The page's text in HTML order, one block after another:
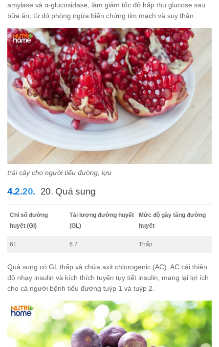
amylase và α-glucosidase, làm giảm tốc độ hấp thu glucose sau
bữa ăn, từ đó phòng ngừa biến chứng tim mạch và suy thận.
trái cây cho người tiểu đường, lựu
20. Quả sung
Chỉ số đường
huyết (GI)
Tải lượng đường huyết
(GL)
Mức độ gây tăng đường
huyết
61 6.7 Thấp
Quả sung có GL thấp và chứa axit chlorogenic (AC). AC cải thiện
độ nhạy insulin và kích thích tuyến tụy tiết insulin, mang lại lợi ích
cho cả người bệnh tiểu đường tuýp 1 và tuýp 2.